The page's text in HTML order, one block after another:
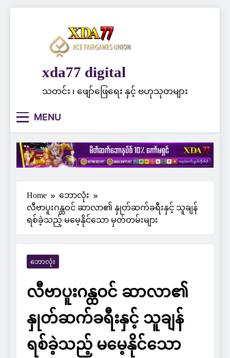
xda77 digital
သတင်း ၊ ဖျော်ဖြေရေး နှင့် ဗဟုသုတများ
MENU
Home
ဘောလုံး
လီဗာပူးဂန္ထဝင် ဆာလာ၏ နှုတ်ဆက်ခရီးနှင့် သူချန်
ရစ်ခဲ့သည့် မမေ့နိုင်သော မှတ်တမ်းများ
ဘောလုံး
လီဗာပူးဂန္ထဝင် ဆာလာ၏
နှုတ်ဆက်ခရီးနှင့် သူချန်
ရစ်ခဲ့သည့် မမေ့နိုင်သော